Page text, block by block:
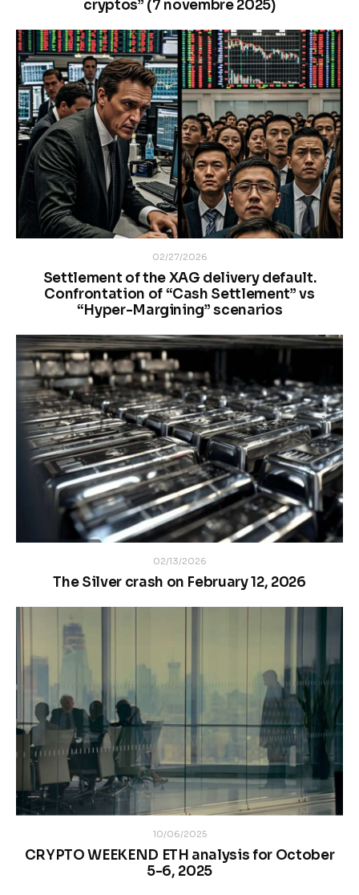
cryptos” (7 novembre 2025)
02/27/2026
Settlement of the XAG delivery default.
Confrontation of “Cash Settlement” vs
“Hyper-Margining” scenarios
02/13/2026
The Silver crash on February 12, 2026
10/06/2025
CRYPTO WEEKEND ETH analysis for October
5-6, 2025